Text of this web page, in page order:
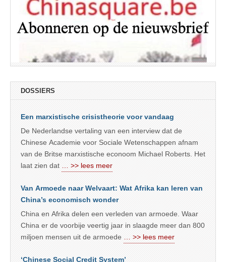
DOSSIERS
Een marxistische crisistheorie voor vandaag
De Nederlandse vertaling van een interview dat de
Chinese Academie voor Sociale Wetenschappen afnam
van de Britse marxistische econoom Michael Roberts. Het
laat zien dat … >> lees meer
Van Armoede naar Welvaart: Wat Afrika kan leren van
China’s economisch wonder
China en Afrika delen een verleden van armoede. Waar
China er de voorbije veertig jaar in slaagde meer dan 800
miljoen mensen uit de armoede … >> lees meer
‘Chinese Social Credit System’